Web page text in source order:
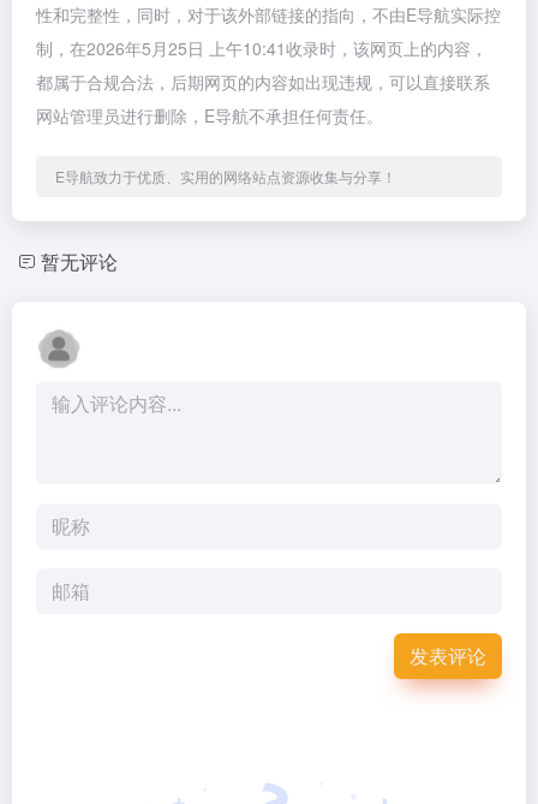
性和完整性，同时，对于该外部链接的指向，不由E导航实际控
制，在2026年5月25日 上午10:41收录时，该网页上的内容，
都属于合规合法，后期网页的内容如出现违规，可以直接联系
网站管理员进行删除，E导航不承担任何责任。
E导航致力于优质、实用的网络站点资源收集与分享！
暂无评论
发表评论